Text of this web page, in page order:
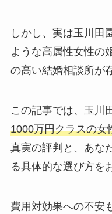
しかし、実は玉川田
ような高属性女性の
の高い結婚相談所が
この記事では、玉川
1000万円クラスの女
真実の評判と、あな
る具体的な選び方を
費用対効果への不安